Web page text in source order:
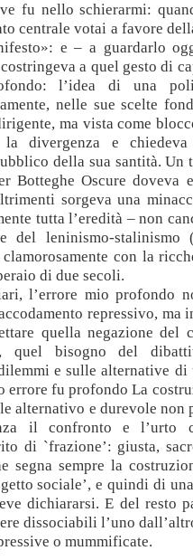
fu nello schierarmi:
centrale votai a favore
e – a guardarlo
a quel gesto di
l’idea di una
nelle sue scelte
ma vista come
la divergenza e
della sua santità. Un
Botteghe Oscure doveva
sorgeva una
tutta l’eredità – non
del leninismo-stalinismo
con la
di due secoli.
l’errore mio profondo
repressivo, ma
quella negazione del
quel bisogno del
e sulle alternative di
errore fu profondo La
alternativo e durevole non
il confronto e l’urto
di `frazione’: giusta,
segna sempre la
sociale’, e quindi di
dichiararsi. E del resto
dissociabili l’uno
o mummificate.